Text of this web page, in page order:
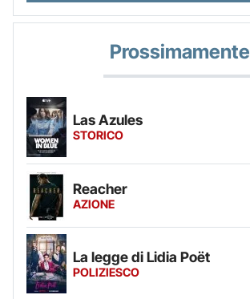
Prossimamente
Las Azules
STORICO
Reacher
AZIONE
La legge di Lidia Poët
POLIZIESCO